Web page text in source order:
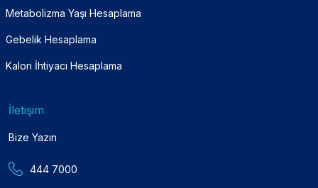
Metabolizma Yaşı Hesaplama
Gebelik Hesaplama
Kalori İhtiyacı Hesaplama
İletişim
Bize Yazın
444 7000